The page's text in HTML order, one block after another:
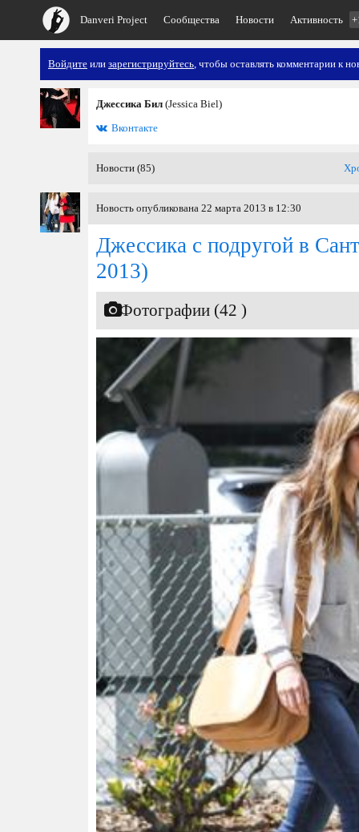
Danveri Project Сообщества Новости Активность
Войдите или зарегистрируйтесь, чтобы оставлять комментарии к
Джессика Бил (Jessica Biel)
Вконтакте
Новости (85)
Новость опубликована 22 марта 2013 в 12:30
Джессика с подругой в
2013)
Фотографии (42 )